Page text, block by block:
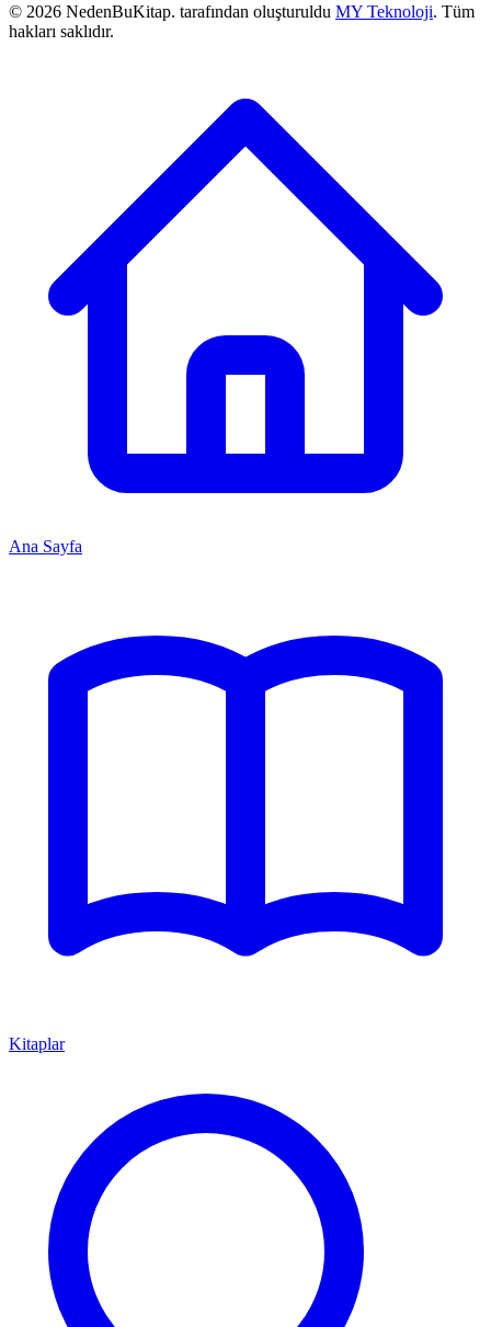
© 2026 NedenBuKitap. tarafından oluşturuldu MY Teknoloji. Tüm
hakları saklıdır.
Ana Sayfa
Kitaplar